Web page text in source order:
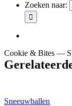
Zoeken naar:
Cookie & Bites —
Sneeuwballen